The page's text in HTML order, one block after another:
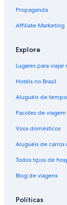
Propaganda
Affiliate Marketing
Explore
Lugares para viajar
Hotéis no Brasil
Aluguéis de
Pacotes de viagem
Voos domésticos
Aluguéis de carros
Todos tipos de
Blog de viagens
Políticas